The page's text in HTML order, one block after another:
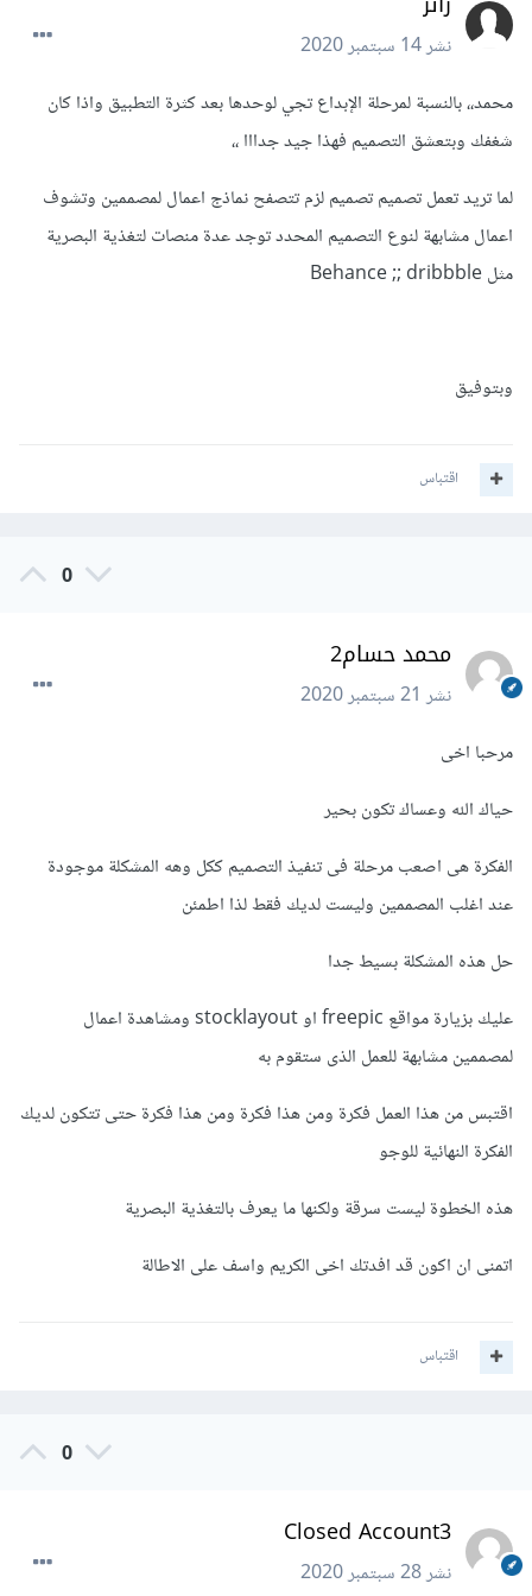
نشر14 سبتمبر 2020
محمد،، بالنسبة لمرحلة الإبداع تجي لوحدها بعد كثرة التطبيق واذا كان
شغفك وبتعشق التصميم فهذا جيد جدااا ،،
لما تريد تعمل تصميم تصميم لزم تتصفح نماذج اعمال لمصممين وتشوف
اعمال مشابهة لنوع التصميم المحدد توجد عدة منصات لتغذية البصرية
مثل Behance ;; dribbble
وبتوفيق
اقتباس
0
محمد حسام2
نشر21 سبتمبر 2020
مرحبا اخى
حياك الله وعساك تكون بحير
الفكرة هى اصعب مرحلة فى تنفيذ التصميم ككل وهه المشكلة موجودة
عند اغلب المصممين وليست لديك فقط لذا اطمئن
حل هذه المشكلة بسيط جدا
عليك بزيارة مواقع freepic او stocklayout ومشاهدة اعمال
لمصممين مشابهة للعمل الذى ستقوم به
اقتبس من هذا العمل فكرة ومن هذا فكرة ومن هذا فكرة حتى تتكون لديك
الفكرة النهائية للوجو
هذه الخطوة ليست سرقة ولكنها ما يعرف بالتغذية البصرية
اتمنى ان اكون قد افدتك اخى الكريم واسف على الاطالة
اقتباس
0
Closed Account3
نشر28 سبتمبر 2020